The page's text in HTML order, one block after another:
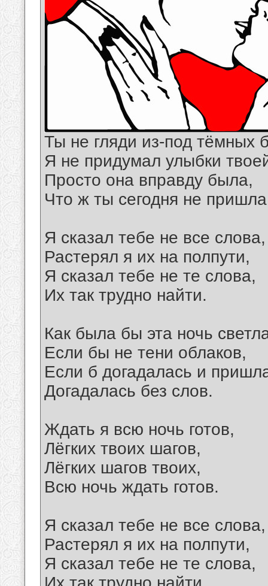
Ты не гляди из-под тёмных
Я не придумал улыбки
Просто она вправду была,
Что ж ты сегодня не
Я сказал тебе не все слова,
Растерял я их на полпути,
Я сказал тебе не те слова,
Их так трудно найти.
Как была бы эта ночь
Если бы не тени облаков,
Если б догадалась и
Догадалась без слов.
Ждать я всю ночь готов,
Лёгких твоих шагов,
Лёгких шагов твоих,
Всю ночь ждать готов.
Я сказал тебе не все слова,
Растерял я их на полпути,
Я сказал тебе не те слова,